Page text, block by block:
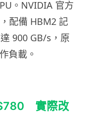
。NVIDIA 官方
配備 HBM2 記
900 GB/s，原
負載。
實際改